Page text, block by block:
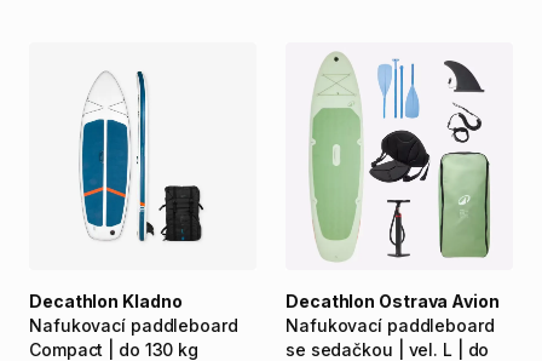
Nafukovací paddleboard
Compact
do 130 kg
Decathlon Kladno
Nafukovací paddleboard
se sedačkou vel. L
do
Decathlon Ostrava Avion